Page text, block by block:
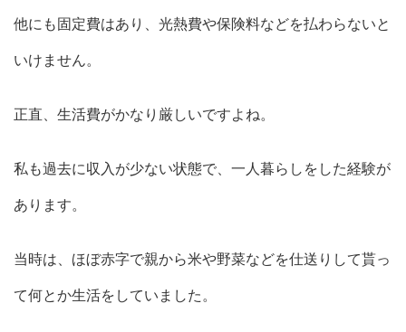
他にも固定費はあり、光熱費や保険料などを払わらないと
いけません。
正直、生活費がかなり厳しいですよね。
私も過去に収入が少ない状態で、一人暮らしをした経験が
あります。
当時は、ほぼ赤字で親から米や野菜などを仕送りして貰っ
て何とか生活をしていました。